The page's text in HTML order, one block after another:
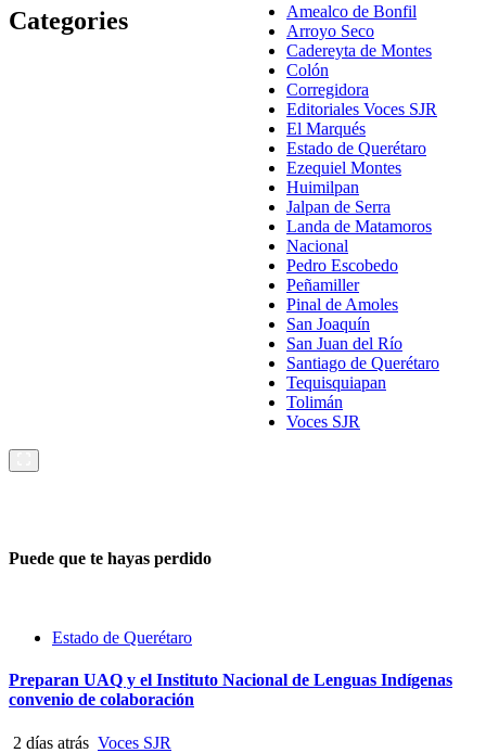
Categories
Amealco de Bonfil
Arroyo Seco
Cadereyta de Montes
Colón
Corregidora
Editoriales Voces SJR
El Marqués
Estado de Querétaro
Ezequiel Montes
Huimilpan
Jalpan de Serra
Landa de Matamoros
Nacional
Pedro Escobedo
Peñamiller
Pinal de Amoles
San Joaquín
San Juan del Río
Santiago de Querétaro
Tequisquiapan
Tolimán
Voces SJR
Puede que te hayas perdido
Estado de Querétaro
Preparan UAQ y el Instituto Nacional de Lenguas Indígenas
convenio de colaboración
2 días atrás Voces SJR